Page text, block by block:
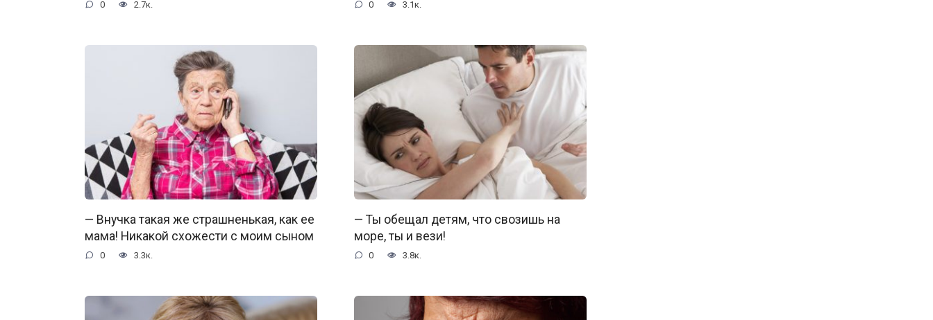
0 2.7к. 0 3.1к.
— Внучка такая же страшненькая, как ее
мама! Никакой схожести с моим сыном
0 3.3к.
— Ты обещал детям, что свозишь на
море, ты и вези!
0 3.8к.